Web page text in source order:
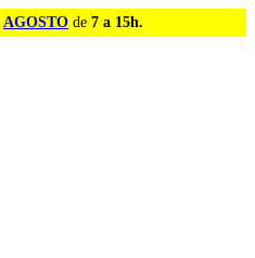
AGOSTO de 7 a 15h.